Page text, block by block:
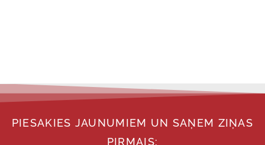
PIESAKIES JAUNUMIEM UN SAŅEM ZIŅAS
PIRMAIS: